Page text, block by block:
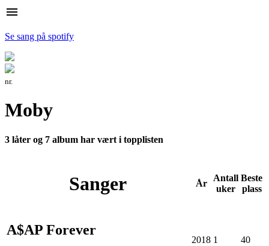
menu
Se sang på spotify
nr.
Moby
3 låter og 7 album har vært i topplisten
Sanger År
Antall
uker
Beste
plass
A$AP Forever
2018 1 40